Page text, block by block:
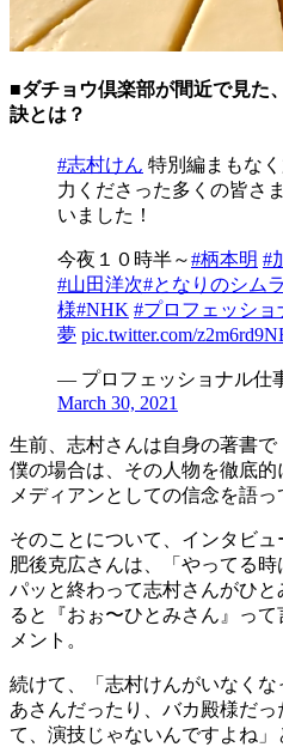
■ダチョウ倶楽部が間近で見た
訣とは？
#志村けん 特別編まもな
力くださった多くの皆さ
いました！
今夜１０時半～#柄本明 #
#山田洋次#となりのシムラ
様#NHK #プロフェッショ
夢 pic.twitter.com/
— プロフェッショナル仕
March 30, 2021
生前、志村さんは自身の著書で
僕の場合は、その人物を徹底
メディアンとしての信念を語っ
そのことについて、インタビュ
肥後克広さんは、「やってる
パッと終わって志村さんがひ
ると『おぉ〜ひとみさん』っ
メント。
続けて、「志村けんがいなく
あさんだったり、バカ殿様だ
て、演技じゃないんですよね